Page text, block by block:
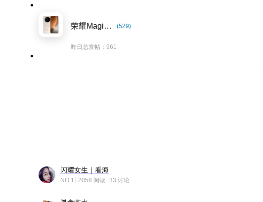
荣耀Magic8系列 (529)
昨日总发帖：961
闪耀女生｜看海
NO.1 2058 阅读 33 讨论